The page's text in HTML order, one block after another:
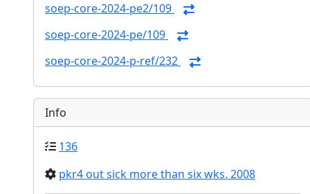
soep-core-2024-pe2/109
soep-core-2024-pe/109
soep-core-2024-p-ref/232
Info
136
pkr4 out sick more than six wks. 2008